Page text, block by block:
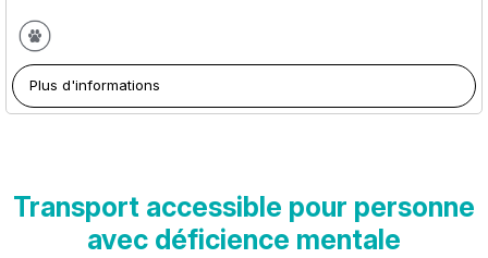
Plus d'informations
Transport accessible pour personne
avec déficience mentale